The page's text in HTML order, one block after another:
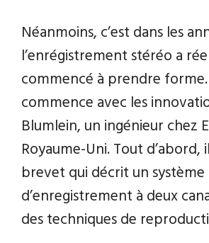
Néanmoins, c’est dans les
l’enrégistrement stéréo a
commencé à prendre
commence avec les
Blumlein, un ingénieur chez
Royaume-Uni. Tout d’abord,
brevet qui décrit un système
d’enregistrement à deux
des techniques de